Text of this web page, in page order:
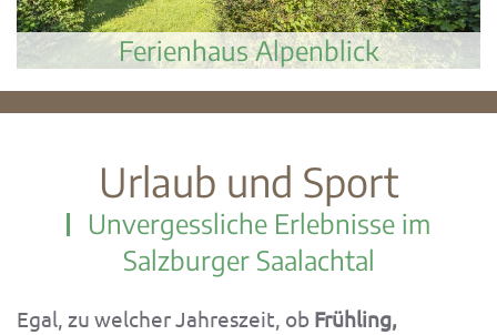
Ferienhaus Alpenblick
Urlaub und Sport
Unvergessliche Erlebnisse im
Salzburger Saalachtal
Egal, zu welcher Jahreszeit, ob Frühling,